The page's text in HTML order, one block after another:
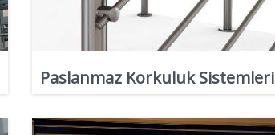
Paslanmaz Korkuluk Sistemleri